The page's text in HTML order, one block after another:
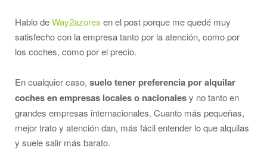
Hablo deWay2azores en el post porque me quedé muy
satisfecho con la empresa tanto por la atención, como por
los coches, como por el precio.
En cualquier caso, suelo tener preferencia por alquilar
coches en empresas locales o nacionalesy no tanto en
grandes empresas internacionales. Cuanto más pequeñas,
mejor trato y atención dan, más fácil entender lo que alquilas
y suele salir más barato.